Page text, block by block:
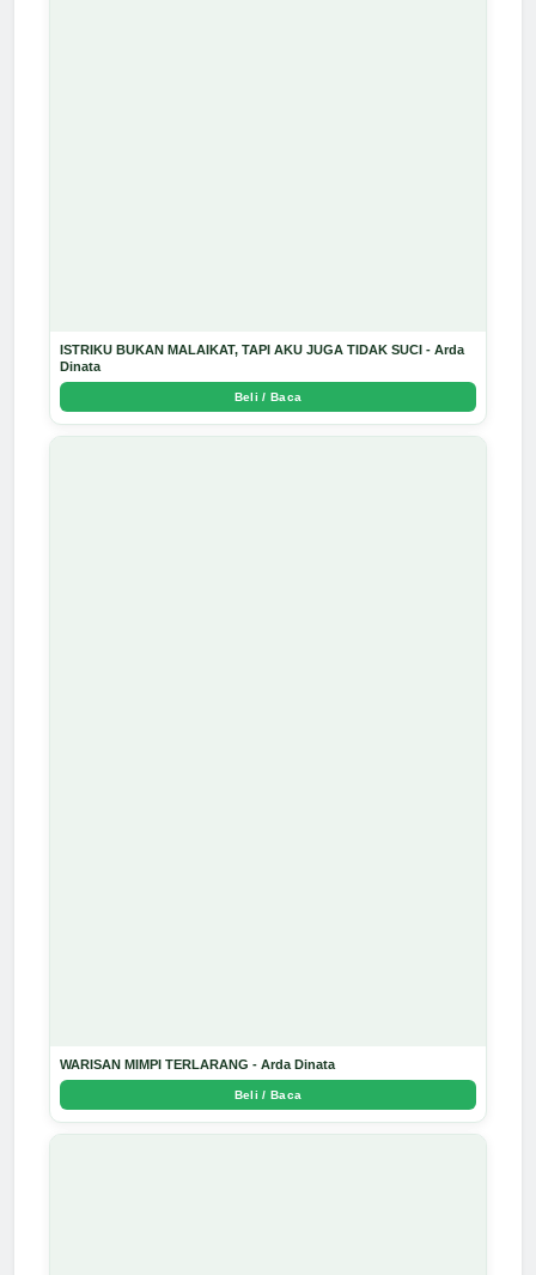
ISTRIKU BUKAN MALAIKAT, TAPI AKU JUGA TIDAK SUCI - Arda
Dinata
Beli / Baca
WARISAN MIMPI TERLARANG - Arda Dinata
Beli / Baca